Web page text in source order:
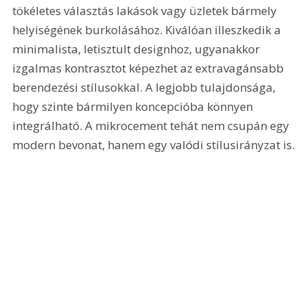
tökéletes választás lakások vagy üzletek bármely
helyiségének burkolásához. Kiválóan illeszkedik a
minimalista, letisztult designhoz, ugyanakkor
izgalmas kontrasztot képezhet az extravagánsabb
berendezési stílusokkal. A legjobb tulajdonsága,
hogy szinte bármilyen koncepcióba könnyen
integrálható. A mikrocement tehát nem csupán egy
modern bevonat, hanem egy valódi stílusirányzat is.